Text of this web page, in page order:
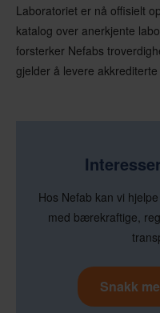
Laboratoriet er nå offisielt
katalog over anerkjente
forsterker Nefabs
gjelder å levere
Hos Nefab kan vi
med bærekraftige,
Snakk